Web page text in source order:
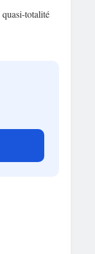
totalité